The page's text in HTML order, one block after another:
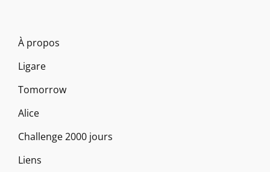
À propos
Ligare
Tomorrow
Alice
Challenge 2000 jours
Liens